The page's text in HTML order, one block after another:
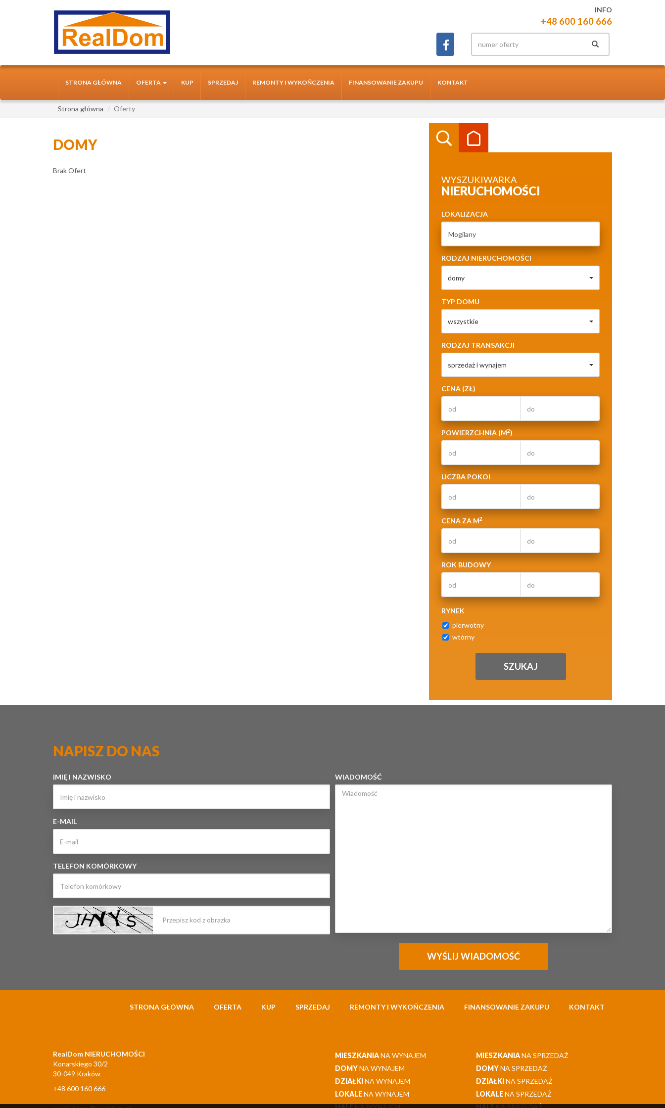
INFO
+48 600 160 666
STRONA GŁÓWNA OFERTA KUP SPRZEDAJ REMONTY I WYKOŃCZENIA FINANSOWANIE ZAKUPU KONTAKT
Strona główna Oferty
WYSZUKIWARKA
NIERUCHOMOŚCI
LOKALIZACJA
RODZAJ NIERUCHOMOŚCI
domy
TYP DOMU
wszystkie
RODZAJ TRANSAKCJI
sprzedaż i wynajem
CENA (ZŁ)
POWIERZCHNIA (M2)
LICZBA POKOI
CENA ZA M2
ROK BUDOWY
RYNEK
pierwotny
wtórny
DOMY
Brak Ofert
NAPISZ DO NAS
IMIĘ I NAZWISKO
E-MAIL
TELEFON KOMÓRKOWY
WIADOMOŚĆ
STRONA GŁÓWNA OFERTA KUP SPRZEDAJ REMONTY I WYKOŃCZENIA FINANSOWANIE ZAKUPU KONTAKT
RealDom NIERUCHOMOŚCI
Konarskiego 30/2
30-049 Kraków
+48 600 160 666
MIESZKANIANA WYNAJEM
DOMYNA WYNAJEM
DZIAŁKINA WYNAJEM
LOKALENA WYNAJEM
MIESZKANIANA SPRZEDAŻ
DOMYNA SPRZEDAŻ
DZIAŁKINA SPRZEDAŻ
LOKALENA SPRZEDAŻ